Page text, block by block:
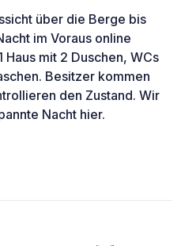
über die Berge bis
im Voraus online
mit 2 Duschen, WCs
Besitzer kommen
den Zustand. Wir
Nacht hier.